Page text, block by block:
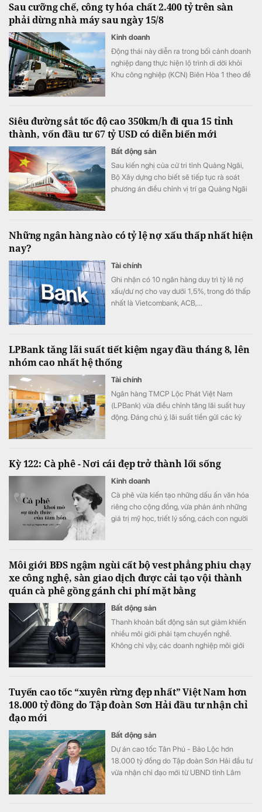
Sau cưỡng chế, công ty hóa chất 2.400 tỷ trên sàn
phải dừng nhà máy sau ngày 15/8
Kinh doanh
Động thái này diễn ra trong bối cảnh doanh
nghiệp đang thực hiện lộ trình di dời khỏi
Khu công nghiệp (KCN) Biên Hòa 1 theo đề
Siêu đường sắt tốc độ cao 350km/h đi qua 15 tỉnh
thành, vốn đầu tư 67 tỷ USD có diễn biến mới
Bất động sản
Sau kiến nghị của cử tri tỉnh Quảng Ngãi,
Bộ Xây dựng cho biết sẽ tiếp tục rà soát
phương án điều chỉnh vị trí ga Quảng Ngãi
Những ngân hàng nào có tỷ lệ nợ xấu thấp nhất hiện
nay?
Tài chính
Ghi nhận có 10 ngân hàng duy trì tỷ lê nợ
xấu/dư nợ cho vay dưới 1,5%, trong đó thấp
nhất là Vietcombank, ACB,...
LPBank tăng lãi suất tiết kiệm ngay đầu tháng 8, lên
nhóm cao nhất hệ thống
Tài chính
Ngân hàng TMCP Lộc Phát Việt Nam
(LPBank) vừa điều chỉnh tăng lãi suất huy
động. Đáng chú ý, lãi suất tiền gửi các kỳ
7,3%/năm.
Kỳ 122: Cà phê - Nơi cái đẹp trở thành lối sống
Kinh doanh
Cà phê vừa kiến tạo những dấu ấn văn hóa
riêng cho cộng đồng, vừa phản ánh những
giá trị mỹ học, triết lý sống, cách con người
Môi giới BĐS ngậm ngùi cất bộ vest phẳng phiu chạy
xe công nghệ, sàn giao dịch được cải tạo vội thành
quán cà phê gồng gánh chi phí mặt bằng
Bất động sản
Thanh khoản bất động sản sụt giảm khiến
nhiều môi giới phải tạm chuyển nghề.
Không chỉ vậy, các doanh nghiệp môi giới
Tuyến cao tốc “xuyên rừng đẹp nhất” Việt Nam hơn
18.000 tỷ đồng do Tập đoàn Sơn Hải đầu tư nhận chỉ
đạo mới
Bất động sản
Dự án cao tốc Tân Phú - Bảo Lộc hơn
18.000 tỷ đồng do Tập đoàn Sơn Hải đầu tư
vừa nhận chỉ đạo mới từ UBND tỉnh Lâm